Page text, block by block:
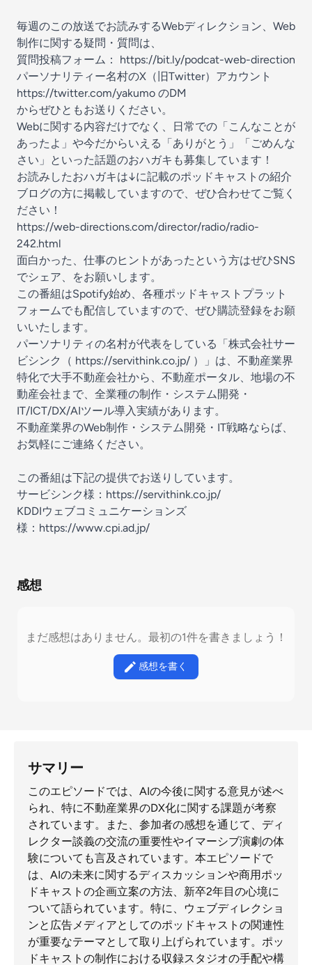
毎週のこの放送でお読みするWebディレクション、Web
制作に関する疑問・質問は、
質問投稿フォーム： ⁠https://bit.ly/podcat-web-direction⁠
パーソナリティー名村のX（旧Twitter）アカウント
⁠https://twitter.com/yakumo⁠ のDM
からぜひともお送りください。
Webに関する内容だけでなく、日常での「こんなことが
あったよ」や今だからいえる「ありがとう」「ごめんな
さい」といった話題のおハガキも募集しています！
お読みしたおハガキは↓に記載のポッドキャストの紹介
ブログの方に掲載していますので、ぜひ合わせてご覧く
ださい！
https://web-directions.com/director/radio/radio-
242.html
面白かった、仕事のヒントがあったという方はぜひSNS
でシェア、をお願いします。
この番組はSpotify始め、各種ポッドキャストプラット
フォームでも配信していますので、ぜひ購読登録をお願
いいたします。
パーソナリティの名村が代表をしている「株式会社サー
ビシンク（ ⁠https://servithink.co.jp/⁠ ）」は、不動産業界
特化で大手不動産会社から、不動産ポータル、地場の不
動産会社まで、全業種の制作・システム開発・
IT/ICT/DX/AIツール導入実績があります。
不動産業界のWeb制作・システム開発・IT戦略ならば、
お気軽にご連絡ください。
この番組は下記の提供でお送りしています。
サービシンク様： ⁠https://servithink.co.jp/⁠
KDDIウェブコミュニケーションズ
様： ⁠https://www.cpi.ad.jp/⁠
感想
まだ感想はありません。最初の1件を書きましょう！
感想を書く
サマリー
このエピソードでは、AIの今後に関する意見が述べ
られ、特に不動産業界のDX化に関する課題が考察
されています。また、参加者の感想を通じて、ディ
レクター談義の交流の重要性やイマーシブ演劇の体
験についても言及されています。本エピソードで
は、AIの未来に関するディスカッションや商用ポッ
ドキャストの企画立案の方法、新卒2年目の心境に
ついて語られています。特に、ウェブディレクショ
ンと広告メディアとしてのポッドキャストの関連性
が重要なテーマとして取り上げられています。ポッ
ドキャストの制作における収録スタジオの手配や構